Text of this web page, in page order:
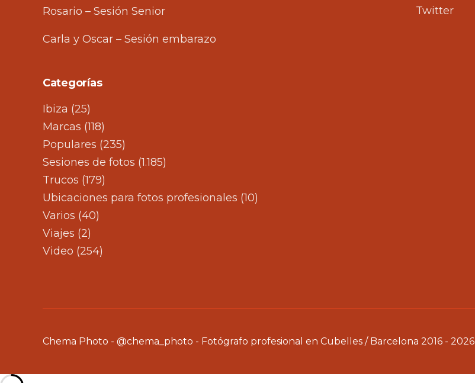
Rosario – Sesión Senior
Carla y Oscar – Sesión embarazo
Categorías
Ibiza (25)
Marcas (118)
Populares (235)
Sesiones de fotos (1.185)
Trucos (179)
Ubicaciones para fotos profesionales (10)
Varios (40)
Viajes (2)
Video (254)
Twitter
Chema Photo - @chema_photo - Fotógrafo profesional en Cubelles / Barcelona 2016 - 2026